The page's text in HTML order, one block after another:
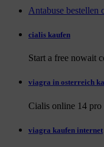
Antabuse bestellen
cialis kaufen
Start a free nowait
viagra in osterreich
Cialis online 14 pro
viagra kaufen internet